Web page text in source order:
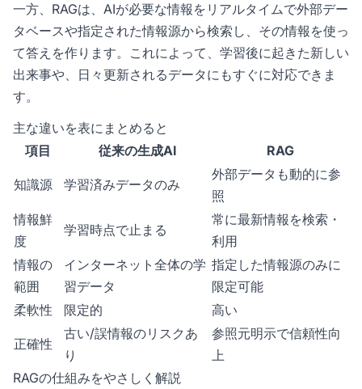
一方、RAGは、AIが必要な情報をリアルタイムで外部デー
タベースや指定された情報源から検索し、その情報を使っ
て答えを作ります。これによって、学習後に起きた新しい
出来事や、日々更新されるデータにもすぐに対応できま
す。
主な違いを表にまとめると
項目
従来の生成AI RAG
知識源 学習済みデータのみ
外部データも動的に参
照
情報鮮
度
学習時点で止まる
常に最新情報を検索・
利用
情報の
範囲
インターネット全体の学
習データ
指定した情報源のみに
限定可能
柔軟性
限定的 高い
正確性
古い/誤情報のリスクあ
り
参照元明示で信頼性向
上
RAGの仕組みをやさしく解説